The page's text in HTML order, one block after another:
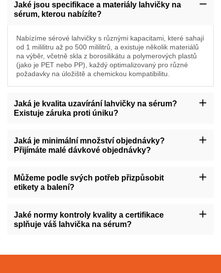
Jaké jsou specifikace a materiály lahvičky na
sérum, kterou nabízíte?
Nabízíme sérové lahvičky s různými kapacitami, které sahají
od 1 mililitru až po 500 mililitrů, a existuje několik materiálů
na výběr, včetně skla z borosilikátu a polymerových plastů
(jako je PET nebo PP), každý optimalizovaný pro různé
požadavky na úložiště a chemickou kompatibilitu.
Jaká je kvalita uzavírání lahvičky na sérum?
Existuje záruka proti úniku?
uzavírání, pomocí přesných zátků a otočených okrajů, aby se
zajistilo odolnost proti výtoku. Všechny lahve projdou testem
uzavírání před opuštěním továrny, aby bylo zajištěno, že
Jaká je minimální množství objednávky?
Přijímáte malé dávkové objednávky?
a požadavcích na přizpůsobení. I když nabízíme slevy za velké
objednávky, můžeme se také přizpůsobit malým dávkám,
abychom vyhověli vašim počátečním testovacím nebo speciálním
Můžeme podle svých potřeb přizpůsobit
etikety a balení?
logo vaší značky, informace o produktu nebo jiné nutné
identifikační údaje na tělo lahve. Co se týče balení, můžeme také
nabídnout výběr různých materiálů a velikostí a přidat speciální
Jaké normy kontroly kvality a certifikace
splňuje váš lahvička na sérum?
FDA a CE. Provádíme pravidelné interní a externí auditory, aby